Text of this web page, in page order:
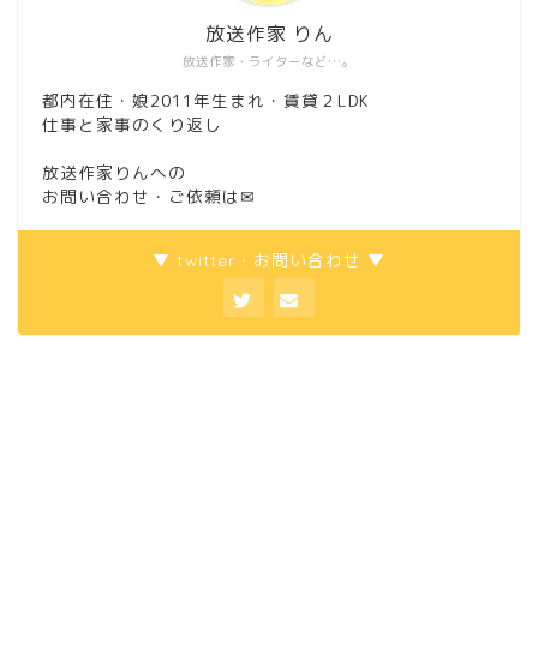
放送作家・ライターなど…。
放送作家 りん
都内在住・娘2011年生まれ・賃貸２LDK
仕事と家事のくり返し
放送作家りんへの
お問い合わせ・ご依頼は ✉
▼ twitter・お問い合わせ ▼